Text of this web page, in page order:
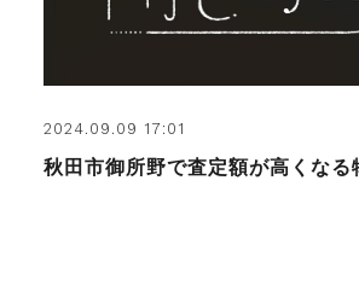
2024.09.09 17:01
秋田市御所野で査定額が高くなる